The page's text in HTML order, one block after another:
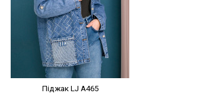
Піджак LJ A465